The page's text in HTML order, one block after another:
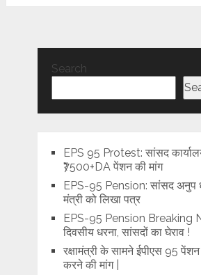
Search
EPS 95 Protest: सांसद
₹7500+DA पेंशन की मांग
EPS-95 Pension: सांसद अनुप
मंत्री को लिखा पत्र
EPS-95 Pension Breaking
दिवसीय धरना, सांसदों का घेराव !
रक्षामंत्री के सामने ईपीएस 95
करने की मांग |